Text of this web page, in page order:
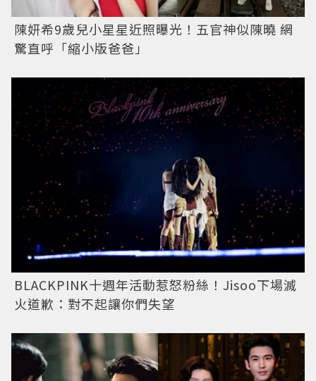
陳妍希9歲兒小星星近照曝光！五官神似陳曉 網
驚直呼「縮小版爸爸」
BLACKPINK十週年活動惹怒粉絲！Jisoo下場滅
火道歉：對不起讓你們失望